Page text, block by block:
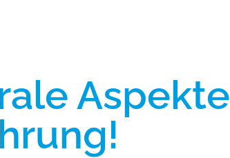
Aspekte